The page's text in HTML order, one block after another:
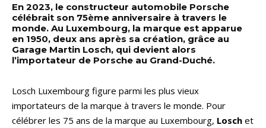
En 2023, le constructeur automobile Porsche
célébrait son 75ème anniversaire à travers le
monde. Au Luxembourg, la marque est apparue
en 1950, deux ans après sa création, grâce au
Garage Martin Losch, qui devient alors
l’importateur de Porsche au Grand-Duché.
Losch Luxembourg figure parmi les plus vieux
importateurs de la marque à travers le monde. Pour
célébrer les 75 ans de la marque au Luxembourg, Losch et